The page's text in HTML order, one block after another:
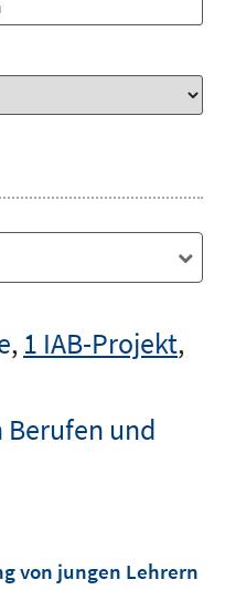
, 1 IAB-Projekt,
und
von jungen Lehrern